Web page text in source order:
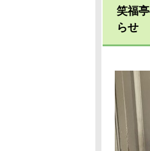
笑福
らせ